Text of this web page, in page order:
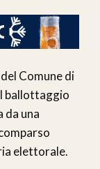
Comune di
ballottaggio
da una
elettorale.